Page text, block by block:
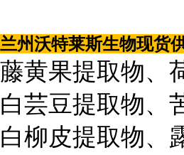
兰州沃特莱斯生物现货
藤黄果提取物、
白芸豆提取物、
白柳皮提取物、